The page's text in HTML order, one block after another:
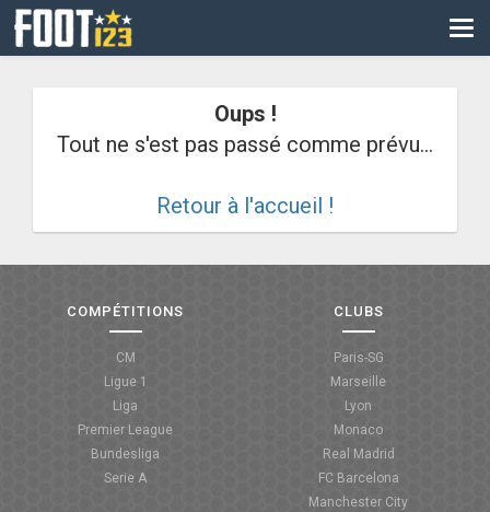
CM
COUPE DE FRANCE
COUPE DE LA LIGUE
Oups !
Tout ne s'est pas passé comme prévu...
Retour à l'accueil !
COMPÉTITIONS
CM
Ligue 1
Liga
Premier League
Bundesliga
Serie A
CLUBS
Paris-SG
Marseille
Lyon
Monaco
Real Madrid
FC Barcelona
Manchester City